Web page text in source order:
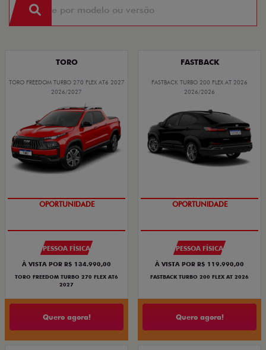
TORO
TORO FREEDOM TURBO 270 FLEX AT6 2027
2026/2027
OPORTUNIDADE
PESSOA FÍSICA
À VISTA POR R$ 134.990,00
TORO FREEDOM TURBO 270 FLEX AT6
2027
Quero agora!
FASTBACK
FASTBACK TURBO 200 FLEX AT 2026
2026/2026
OPORTUNIDADE
PESSOA FÍSICA
À VISTA POR R$ 119.990,00
FASTBACK TURBO 200 FLEX AT 2026
Quero agora!